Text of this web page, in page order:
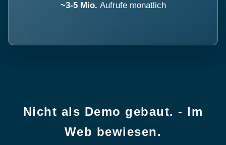
~3-5 Mio. Aufrufe monatlich
Nicht als Demo gebaut. - Im
Web bewiesen.